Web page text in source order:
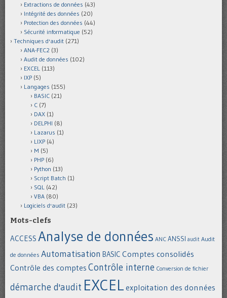
Extractions de données (43)
Intégrité des données (20)
Protection des données (44)
Sécurité informatique (52)
Techniques d'audit (271)
ANA-FEC2 (3)
Audit de données (102)
EXCEL (113)
IXP (5)
Langages (155)
BASIC (21)
C (7)
DAX (1)
DELPHI (8)
Lazarus (1)
LIXP (4)
M (5)
PHP (6)
Python (13)
Script Batch (1)
SQL (42)
VBA (80)
Logiciels d'audit (23)
Mots-clefs
ACCESS Analyse de données ANC ANSSI audit Audit
de données Automatisation BASIC Comptes consolidés
Contrôle des comptes Contrôle interne Conversion de fichier
démarche d'audit EXCEL exploitation des données